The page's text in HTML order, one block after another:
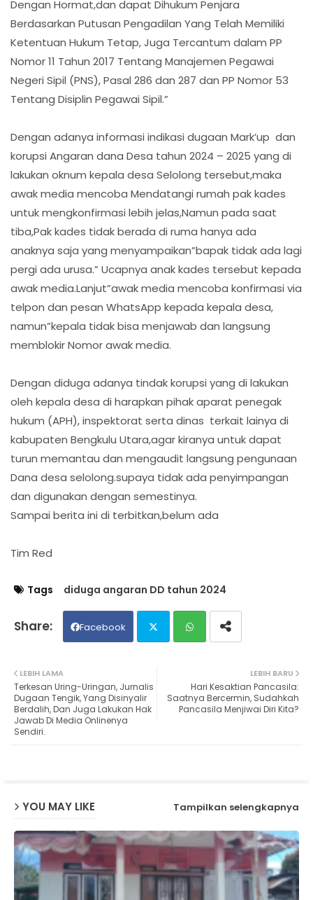
Dengan Hormat,dan dapat Dihukum Penjara
Berdasarkan Putusan Pengadilan Yang Telah Memiliki
Ketentuan Hukum Tetap, Juga Tercantum dalam PP
Nomor 11 Tahun 2017 Tentang Manajemen Pegawai
Negeri Sipil (PNS), Pasal 286 dan 287 dan PP Nomor 53
Tentang Disiplin Pegawai Sipil.”
Dengan adanya informasi indikasi dugaan Mark’up dan
korupsi Angaran dana Desa tahun 2024 – 2025 yang di
lakukan oknum kepala desa Selolong tersebut,maka
awak media mencoba Mendatangi rumah pak kades
untuk mengkonfirmasi lebih jelas,Namun pada saat
tiba,Pak kades tidak berada di ruma hanya ada
anaknya saja yang menyampaikan”bapak tidak ada lagi
pergi ada urusa.” Ucapnya anak kades tersebut kepada
awak media.Lanjut”awak media mencoba konfirmasi via
telpon dan pesan WhatsApp kepada kepala desa,
namun”kepala tidak bisa menjawab dan langsung
memblokir Nomor awak media.
Dengan diduga adanya tindak korupsi yang di lakukan
oleh kepala desa di harapkan pihak aparat penegak
hukum (APH), inspektorat serta dinas terkait lainya di
kabupaten Bengkulu Utara,agar kiranya untuk dapat
turun memantau dan mengaudit langsung pengunaan
Dana desa selolong.supaya tidak ada penyimpangan
dan digunakan dengan semestinya.
Sampai berita ini di terbitkan,belum ada
Tim Red
Tags diduga angaran DD tahun 2024
Facebook
ter ats
LEBIH BARU
Hari Kesaktian Pancasila:
Saatnya Bercermin, Sudahkah
Pancasila Menjiwai Diri Kita?
LEBIH LAMA
Terkesan Uring-Uringan, Jurnalis
Dugaan Tengik, Yang Disinyalir
Berdalih, Dan Juga Lakukan Hak
Jawab Di Media Onlinenya
Sendiri.
YOU MAY LIKE Tampilkan selengkapnya